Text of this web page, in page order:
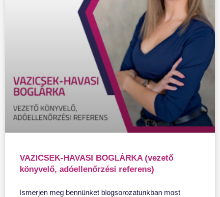
VAZICSEK-HAVASI BOGLÁRKA (vezető
könyvelő, adóellenőrzési referens)
Ismerjen meg bennünket blogsorozatunkban most